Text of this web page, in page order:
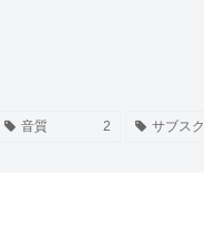
音質 2 サブスク